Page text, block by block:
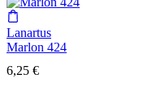
Lanartus
Marlon 424
6,25 €